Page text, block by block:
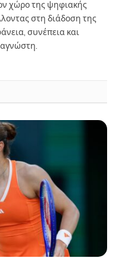
χώρο της ψηφιακής
στη διάδοση της
συνέπεια και